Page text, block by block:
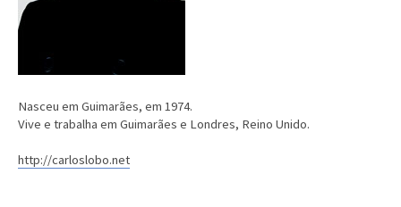
Nasceu em Guimarães, em 1974.
Vive e trabalha em Guimarães e Londres, Reino Unido.
http://carloslobo.net